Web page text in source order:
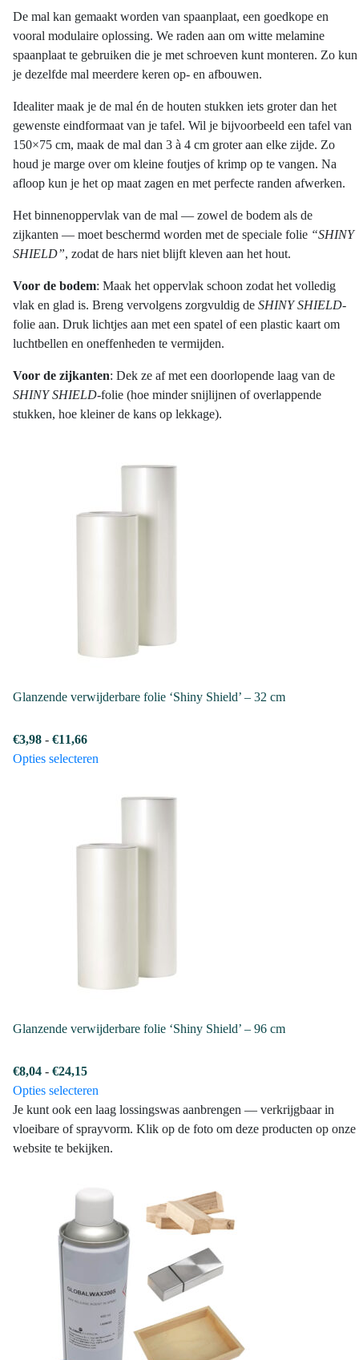
De mal kan gemaakt worden van spaanplaat, een goedkope en
vooral modulaire oplossing. We raden aan om witte melamine
spaanplaat te gebruiken die je met schroeven kunt monteren. Zo kun
je dezelfde mal meerdere keren op- en afbouwen.
Idealiter maak je de mal én de houten stukken iets groter dan het
gewenste eindformaat van je tafel. Wil je bijvoorbeeld een tafel van
150×75 cm, maak de mal dan 3 à 4 cm groter aan elke zijde. Zo
houd je marge over om kleine foutjes of krimp op te vangen. Na
afloop kun je het op maat zagen en met perfecte randen afwerken.
Het binnenoppervlak van de mal — zowel de bodem als de
zijkanten — moet beschermd worden met de speciale folie “SHINY
SHIELD”, zodat de hars niet blijft kleven aan het hout.
Voor de bodem: Maak het oppervlak schoon zodat het volledig
vlak en glad is. Breng vervolgens zorgvuldig de SHINY SHIELD-
folie aan. Druk lichtjes aan met een spatel of een plastic kaart om
luchtbellen en oneffenheden te vermijden.
Voor de zijkanten: Dek ze af met een doorlopende laag van de
SHINY SHIELD-folie (hoe minder snijlijnen of overlappende
stukken, hoe kleiner de kans op lekkage).
Glanzende verwijderbare folie ‘Shiny Shield’ – 32 cm
€3,98 - €11,66Prijsklasse:
€3,98
Opties selecteren
heeft
productpagina
Glanzende verwijderbare folie ‘Shiny Shield’ – 96 cm
€8,04 - €24,15Prijsklasse:
€8,04
tot
€24,15
Opties selecteren
product
heeft
meerdere
optie
kan
gekozen
worden
de
productpagina
Je kunt ook een laag lossingswas aanbrengen — verkrijgbaar in
vloeibare of sprayvorm. Klik op de foto om deze producten op onze
website te bekijken.